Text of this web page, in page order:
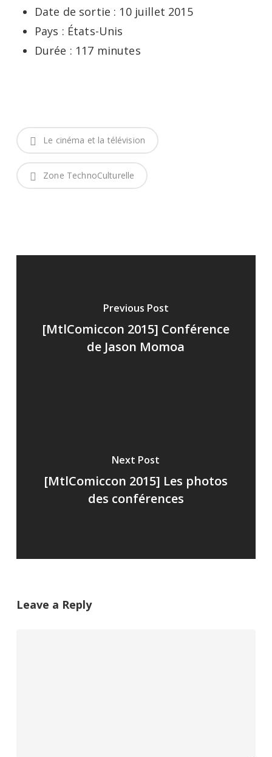
Date de sortie : 10 juillet 2015
Pays : États-Unis
Durée : 117 minutes
Le cinéma et la télévision
Zone TechnoCulturelle
Previous Post
[MtlComiccon 2015] Conférence
de Jason Momoa
Next Post
[MtlComiccon 2015] Les photos
des conférences
Leave a Reply